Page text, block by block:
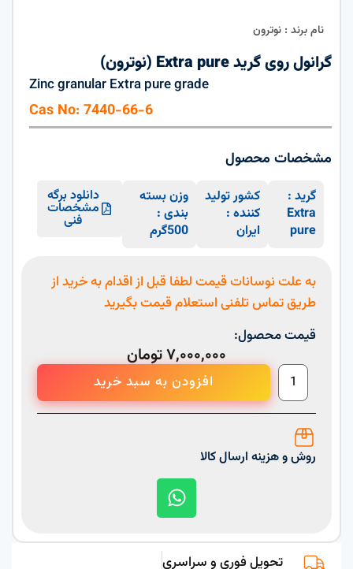
نام برند : نوترون
گرانول روی گرید Extra pure (نوترون)
Zinc granular Extra pure grade
Cas No: 7440-66-6
مشخصات محصول
گرید :
Extra
pure
کشور تولید
کننده :
ایران
وزن بسته
بندی :
500گرم
دانلود برگه
مشخصات
فنی
به علت نوسانات قیمت لطفا قبل از اقدام به خرید از
طریق تماس تلفنی استعلام قیمت بگیرید
قیمت محصول:
۷,۰۰۰,۰۰۰تومان
افزودن به سبد خرید
روش و هزینه ارسال کالا
تحویل فوری و سراسری